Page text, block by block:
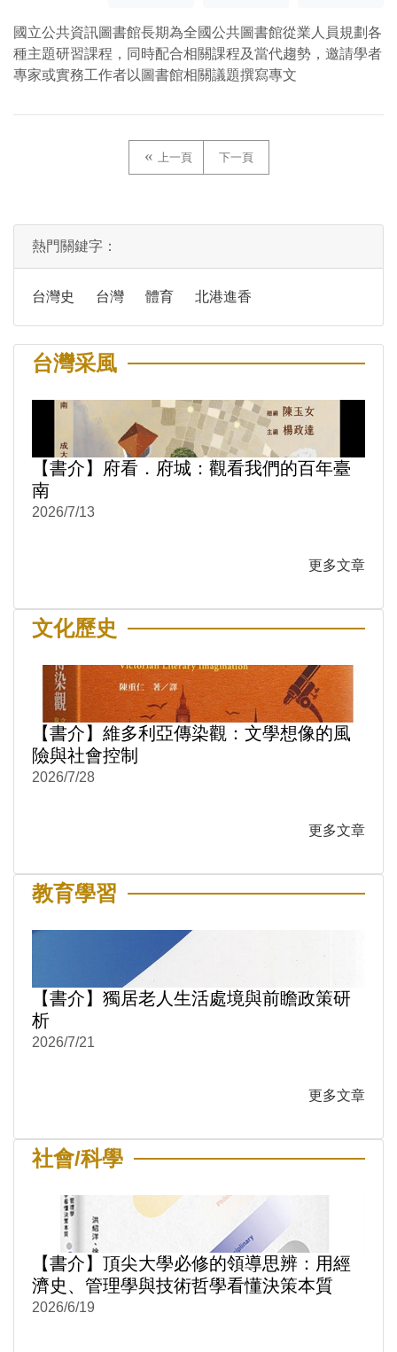
國立公共資訊圖書館長期為全國公共圖書館從業人員規劃各
種主題研習課程，同時配合相關課程及當代趨勢，邀請學者
專家或實務工作者以圖書館相關議題撰寫專文
上一頁 下一頁
熱門關鍵字：
台灣史 台灣 體育 北港進香
台灣采風
【書介】府看．府城：觀看我們的百年臺
南
2026/7/13
更多文章
文化歷史
【書介】維多利亞傳染觀：文學想像的風
險與社會控制
2026/7/28
更多文章
教育學習
【書介】獨居老人生活處境與前瞻政策研
析
2026/7/21
更多文章
社會/科學
【書介】頂尖大學必修的領導思辨：用經
濟史、管理學與技術哲學看懂決策本質
2026/6/19